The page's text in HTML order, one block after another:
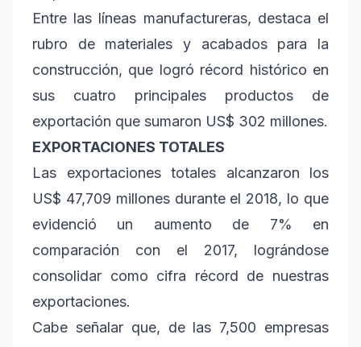
Entre las líneas manufactureras, destaca el
rubro de materiales y acabados para la
construcción, que logró récord histórico en
sus cuatro principales productos de
exportación que sumaron US$ 302 millones.
EXPORTACIONES TOTALES
Las exportaciones totales alcanzaron los
US$ 47,709 millones durante el 2018, lo que
evidenció un aumento de 7% en
comparación con el 2017, lográndose
consolidar como cifra récord de nuestras
exportaciones.
Cabe señalar que, de las 7,500 empresas